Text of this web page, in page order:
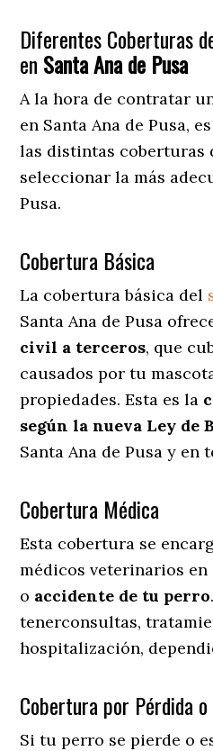
Diferentes Coberturas
en Santa Ana de Pusa
A la hora de contratar
en Santa Ana de Pusa,
las distintas coberturas
seleccionar la más
Pusa.
Cobertura Básica
La cobertura básica del
Santa Ana de Pusa
civil a terceros, que
causados por tu
propiedades. Esta es la
según la nueva Ley de
Santa Ana de Pusa y en
Cobertura Médica
Esta cobertura se
médicos veterinarios en
o accidente de tu perro
tenerconsultas,
hospitalización,
Cobertura por Pérdida o
Si tu perro se pierde o